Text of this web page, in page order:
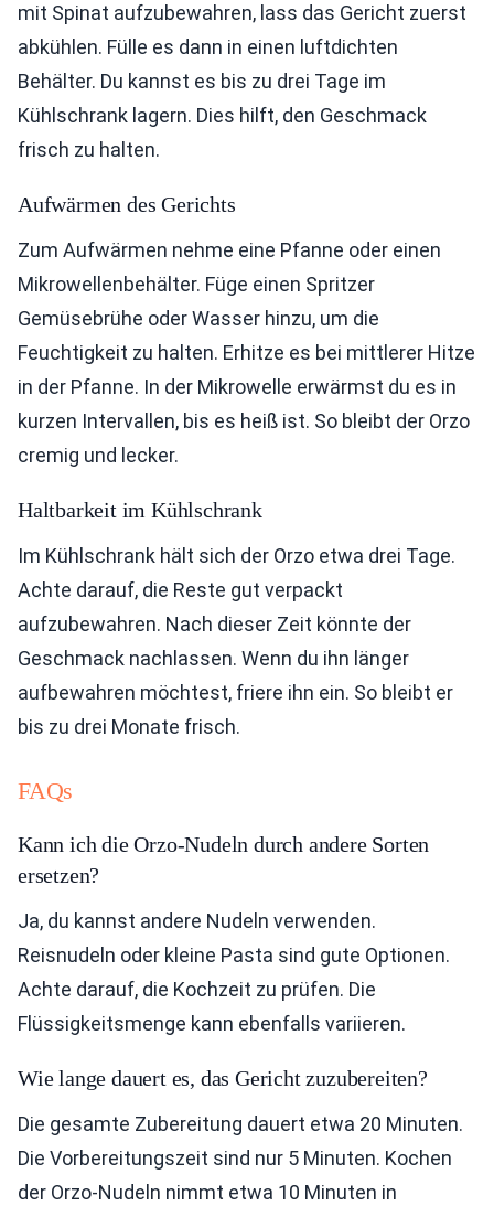
mit Spinat aufzubewahren, lass das Gericht zuerst
abkühlen. Fülle es dann in einen luftdichten
Behälter. Du kannst es bis zu drei Tage im
Kühlschrank lagern. Dies hilft, den Geschmack
frisch zu halten.
Aufwärmen des Gerichts
Zum Aufwärmen nehme eine Pfanne oder einen
Mikrowellenbehälter. Füge einen Spritzer
Gemüsebrühe oder Wasser hinzu, um die
Feuchtigkeit zu halten. Erhitze es bei mittlerer Hitze
in der Pfanne. In der Mikrowelle erwärmst du es in
kurzen Intervallen, bis es heiß ist. So bleibt der Orzo
cremig und lecker.
Haltbarkeit im Kühlschrank
Im Kühlschrank hält sich der Orzo etwa drei Tage.
Achte darauf, die Reste gut verpackt
aufzubewahren. Nach dieser Zeit könnte der
Geschmack nachlassen. Wenn du ihn länger
aufbewahren möchtest, friere ihn ein. So bleibt er
bis zu drei Monate frisch.
FAQs
Kann ich die Orzo-Nudeln durch andere Sorten
ersetzen?
Ja, du kannst andere Nudeln verwenden.
Reisnudeln oder kleine Pasta sind gute Optionen.
Achte darauf, die Kochzeit zu prüfen. Die
Flüssigkeitsmenge kann ebenfalls variieren.
Wie lange dauert es, das Gericht zuzubereiten?
Die gesamte Zubereitung dauert etwa 20 Minuten.
Die Vorbereitungszeit sind nur 5 Minuten. Kochen
der Orzo-Nudeln nimmt etwa 10 Minuten in